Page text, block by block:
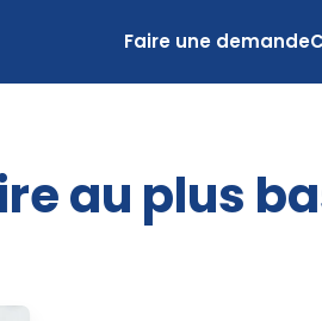
Faire une demande
au plus